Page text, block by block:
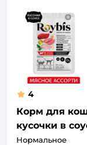
4
Корм для
кусочки в
Нормальное